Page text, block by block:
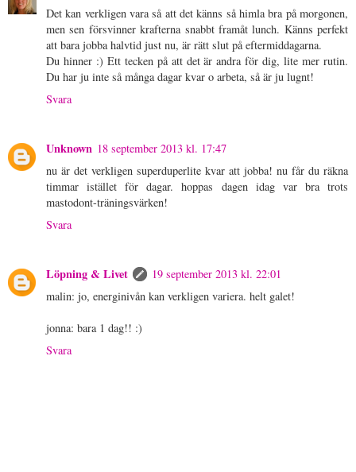
Det kan verkligen vara så att det känns så himla bra på morgonen,
men sen försvinner krafterna snabbt framåt lunch. Känns perfekt
att bara jobba halvtid just nu, är rätt slut på eftermiddagarna.
Du hinner :) Ett tecken på att det är andra för dig, lite mer rutin.
Du har ju inte så många dagar kvar o arbeta, så är ju lugnt!
Svara
Unknown 18 september 2013 kl. 17:47
nu är det verkligen superduperlite kvar att jobba! nu får du räkna
timmar istället för dagar. hoppas dagen idag var bra trots
mastodont-träningsvärken!
Svara
Löpning & Livet
19 september 2013 kl. 22:01
malin: jo, energinivån kan verkligen variera. helt galet!
jonna: bara 1 dag!! :)
Svara